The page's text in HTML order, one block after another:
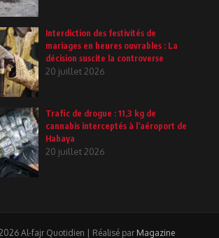
Interdiction des festivités de
mariages en heures ouvrables : La
décision suscite la controverse
20 juillet 2026
Trafic de drogue : 11,3 kg de
cannabis interceptés à l’aéroport de
Hahaya
20 juillet 2026
Al-fajr Quotidien | Réalisé par Magazine